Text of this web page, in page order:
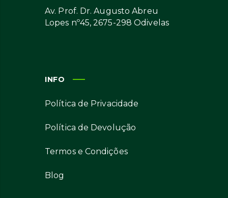
Av. Prof. Dr. Augusto Abreu
Lopes nº45, 2675-298 Odivelas
INFO
Política de Privacidade
Política de Devolução
Termos e Condições
Blog